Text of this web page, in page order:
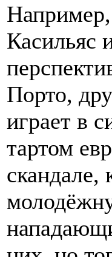
Например,
Касильяс
Порто,
играет в
тартом
скандале,